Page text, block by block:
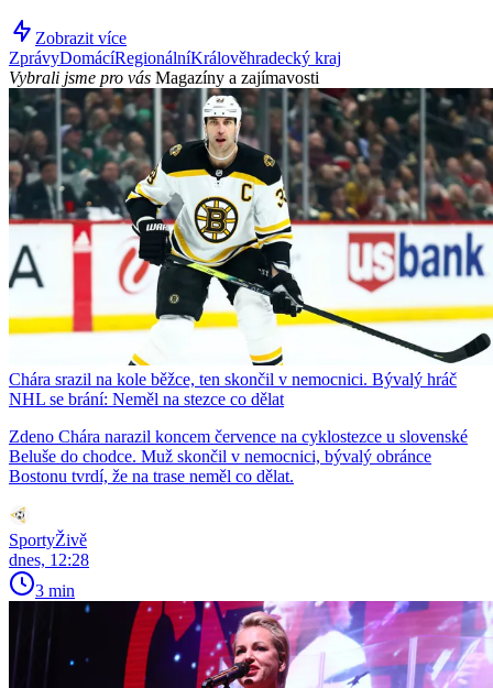
Zobrazit více
ZprávyDomácíRegionálníKrálověhradecký kraj
Vybrali jsme pro vás Magazíny a zajímavosti
Chára srazil na kole běžce, ten skončil v nemocnici. Bývalý hráč
NHL se brání: Neměl na stezce co dělat
Zdeno Chára narazil koncem července na cyklostezce u slovenské
Beluše do chodce. Muž skončil v nemocnici, bývalý obránce
Bostonu tvrdí, že na trase neměl co dělat.
SportyŽivě
dnes, 12:28
3 min